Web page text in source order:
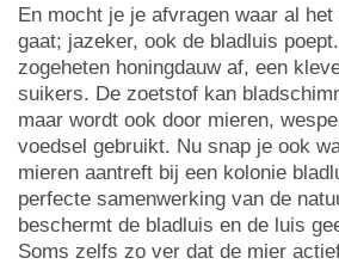
En mocht je je afvragen waar al
gaat; jazeker, ook de bladluis
zogeheten honingdauw af, een
suikers. De zoetstof kan
maar wordt ook door mieren,
voedsel gebruikt. Nu snap je ook
mieren aantreft bij een kolonie
perfecte samenwerking van de
beschermt de bladluis en de luis
Soms zelfs zo ver dat de mier